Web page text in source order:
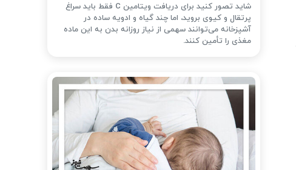
شاید تصور کنید برای دریافت ویتامین C فقط باید سراغ
پرتقال و کیوی بروید، اما چند گیاه و ادویه ساده در
آشپزخانه می‌توانند سهمی از نیاز روزانه بدن به این ماده
مغذی را تأمین کنند.